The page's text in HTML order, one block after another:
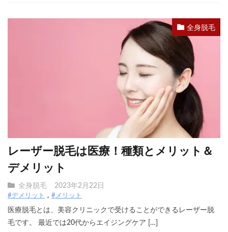
全身脱毛
レーザー脱毛は医療！種類とメリット＆
デメリット
全身脱毛 2023年2月22日
#デメリット #メリット
医療脱毛とは、美容クリニックで受けることができるレーザー脱
毛です。 最近では20代からエイジングケア […]